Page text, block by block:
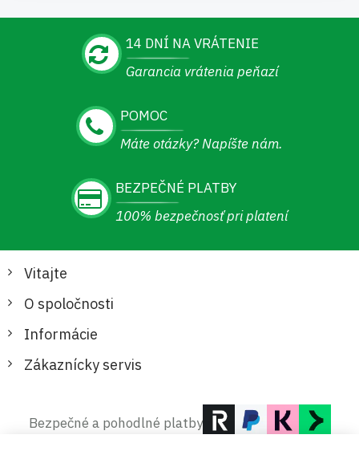
14 DNÍ NA VRÁTENIE
Garancia vrátenia peňazí
POMOC
Máte otázky? Napíšte nám.
BEZPEČNÉ PLATBY
100% bezpečnosť pri platení
Vitajte
O spoločnosti
Informácie
Zákaznícky servis
Bezpečné a pohodlné platby